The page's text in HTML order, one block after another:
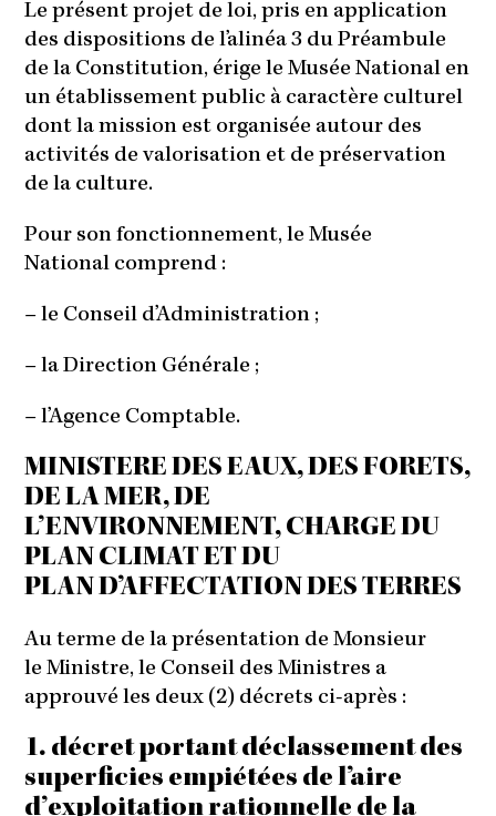
Le présent projet de loi, pris en application
des dispositions de l’alinéa 3 du Préambule
de la Constitution, érige le Musée National en
un établissement public à caractère culturel
dont la mission est organisée autour des
activités de valorisation et de préservation
de la culture.
Pour son fonctionnement, le Musée
National comprend :
– le Conseil d’Administration ;
– la Direction Générale ;
– l’Agence Comptable.
MINISTERE DES EAUX, DES FORETS,
DE LA MER, DE
L’ENVIRONNEMENT, CHARGE DU
PLAN CLIMAT ET DU
PLAN D’AFFECTATION DES TERRES
Au terme de la présentation de Monsieur
le Ministre, le Conseil des Ministres a
approuvé les deux (2) décrets ci-après :
1. décret portant déclassement des
superficies empiétées de l’aire
d’exploitation rationnelle de la